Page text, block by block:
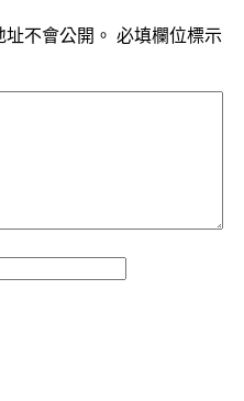
不會公開。 必填欄位標示